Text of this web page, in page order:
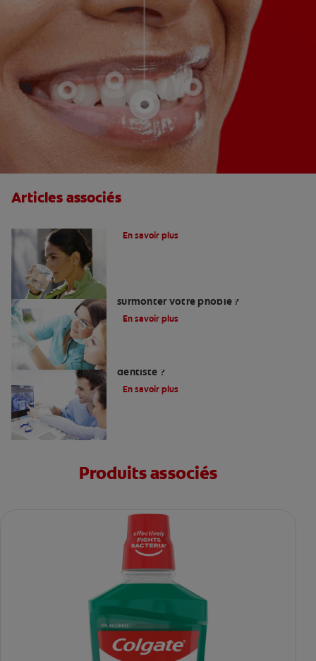
Articles associés
En savoir plus
surmonter votre phobie ?
En savoir plus
dentiste ?
En savoir plus
Produits associés